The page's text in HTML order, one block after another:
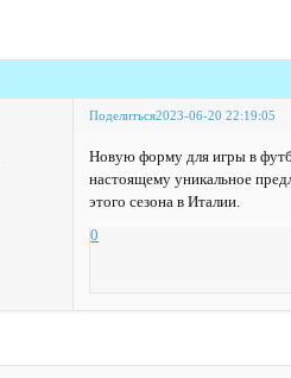
Поделиться2023-06-20 22:19:05
Новую форму для игры в
настоящему уникальное
этого сезона в Италии.
0